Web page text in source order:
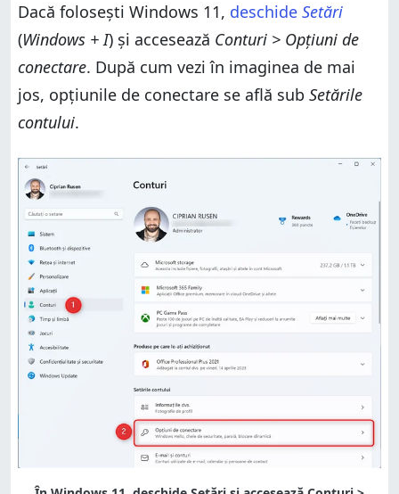
Dacă folosești Windows 11, deschide Setări
(Windows + I) și accesează Conturi > Opțiuni de
conectare. După cum vezi în imaginea de mai
jos, opțiunile de conectare se află sub Setările
contului.